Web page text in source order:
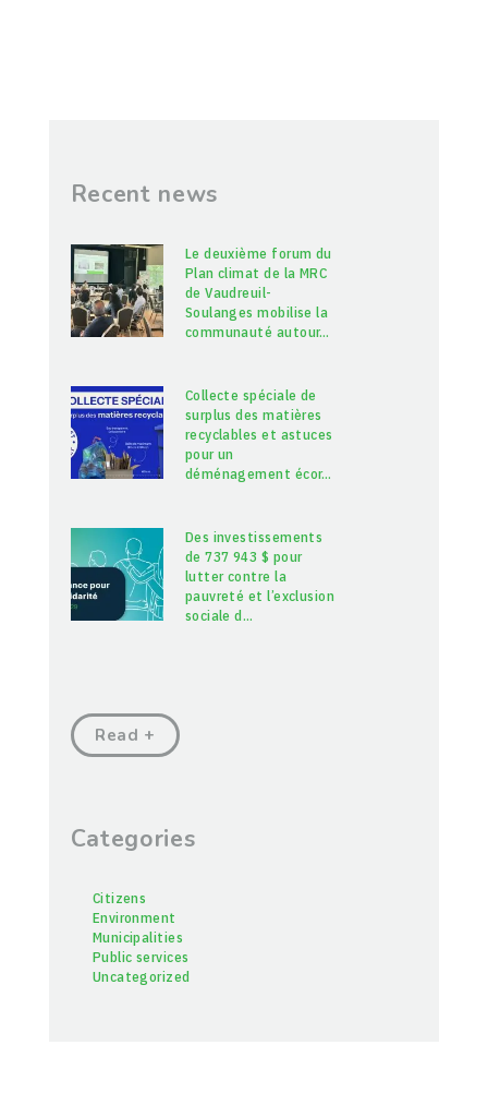
Recent news
Le deuxième forum du
Plan climat de la MRC
de Vaudreuil-
Soulanges mobilise la
communauté autour…
Collecte spéciale de
surplus des matières
recyclables et astuces
pour un
déménagement écor…
Des investissements
de 737 943 $ pour
lutter contre la
pauvreté et l’exclusion
sociale d…
Read +
Categories
Citizens
Environment
Municipalities
Public services
Uncategorized